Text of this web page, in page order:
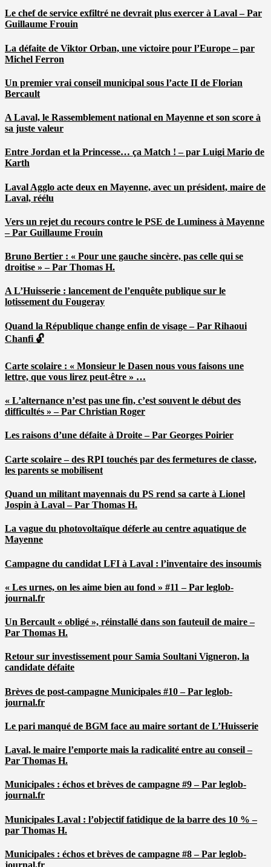
Le chef de service exfiltré ne devrait plus exercer à Laval – Par
Guillaume Frouin
La défaite de Viktor Orban, une victoire pour l’Europe – par
Michel Ferron
Un premier vrai conseil municipal sous l’acte II de Florian
Bercault
A Laval, le Rassemblement national en Mayenne et son score à
sa juste valeur
Entre Jordan et la Princesse… ça Match ! – par Luigi Mario de
Karth
Laval Agglo acte deux en Mayenne, avec un président, maire de
Laval, réélu
Vers un rejet du recours contre le PSE de Luminess à Mayenne
– Par Guillaume Frouin
Bruno Bertier : « Pour une gauche sincère, pas celle qui se
droitise » – Par Thomas H.
A L’Huisserie : lancement de l’enquête publique sur le
lotissement du Fougeray
Quand la République change enfin de visage – Par Rihaoui
Chanfi 🔓
Carte scolaire : « Monsieur le Dasen nous vous faisons une
lettre, que vous lirez peut-être » …
« L’alternance n’est pas une fin, c’est souvent le début des
difficultés » – Par Christian Roger
Les raisons d’une défaite à Droite – Par Georges Poirier
Carte scolaire – des RPI touchés par des fermetures de classe,
les parents se mobilisent
Quand un militant mayennais du PS rend sa carte à Lionel
Jospin à Laval – Par Thomas H.
La vague du photovoltaïque déferle au centre aquatique de
Mayenne
Campagne du candidat LFI à Laval : l’inventaire des insoumis
« Les urnes, on les aime bien au fond » #11 – Par leglob-
journal.fr
Un Bercault « obligé », réinstallé dans son fauteuil de maire –
Par Thomas H.
Retour sur investissement pour Samia Soultani Vigneron, la
candidate défaite
Brèves de post-campagne Municipales #10 – Par leglob-
journal.fr
Le pari manqué de BGM face au maire sortant de L’Huisserie
Laval, le maire l’emporte mais la radicalité entre au conseil –
Par Thomas H.
Municipales : échos et brèves de campagne #9 – Par leglob-
journal.fr
Municipales Laval : l’objectif fatidique de la barre des 10 % –
par Thomas H.
Municipales : échos et brèves de campagne #8 – Par leglob-
journal.fr